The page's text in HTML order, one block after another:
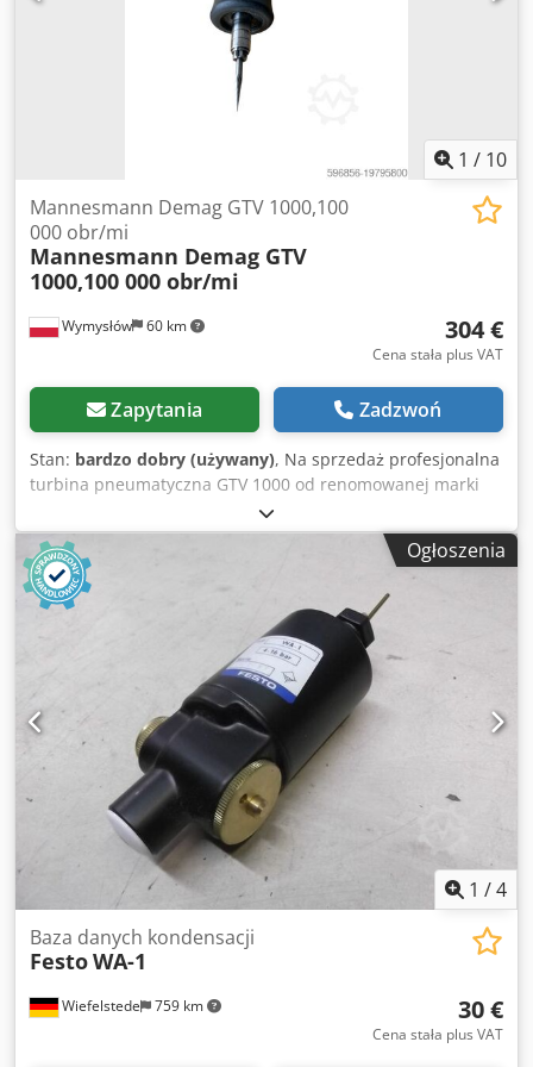
napełniania: 11,7 l Filtr wstępny: 4,7 l Filtr główny: 4,8 l
Przyłącze wlotu kondensatu: 2 x DN10 Przyłącze odpływu
wody: DN10 Waga: 5,8 kg Wymiary szer. x gł. x wys.: 387 x
254 x 595 mm Odwiedź nasze biuro w Erlangen. Na ponad
1 / 10
Wymysłów 60 km
Mannesmann Demag GTV 1000,100
000 obr/mi
Mannesmann Demag GTV
1000,100 000 obr/mi
304 €
Cena stała plus VAT
Zapytania Zadzwoń
Stan: bardzo dobry (używany), Na sprzedaż profesjonalna
turbina pneumatyczna GTV 1000 od renomowanej marki
Mannesmann Demag – oryginalna, sprawna, w świetnym
stanie. - Parametry techniczne: • Prędkość obrotowa: 100
000 obr/min • Zasilanie: sprężone powietrze (ok. 6 bar) •
Pobór powietrza: ok. 318 l/min • Średnica wrzeciona: 30
mm • Długość całkowita: ok. 120 mm • Waga: tylko 210 g •
Tulejka: 3 mm • Wersja bezolejowa – czysta praca bez
smarowania - Dlaczego warto? • Niezwykle lekka i
kompaktowa – idealna do pracy ciągłej • Niemiecka jakość –
precyzyjne łożyskowanie, brak drgań Dcsdpfx Aew Rd I
Ejblsk • Idealna do gratowania, mikrofrezowania i robotyki •
Bezolejowa – czystsza praca i mniejsze zużycie materiału
Ogłoszenia
1 /4
Wiefelstede 759 km
Baza danych kondensacji
FestoWA-1
30 €
Cena stała plus VAT